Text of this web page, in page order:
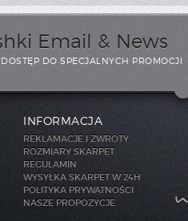
Email & News
DO SPECJALNYCH PROMOCJI
INFORMACJA
REKLAMACJE I ZWROTY
ROZMIARY SKARPET
REGULAMIN
WYSYŁKA SKARPET W 24H
POLITYKA PRYWATNOŚCI
NASZE PROPOZYCJE